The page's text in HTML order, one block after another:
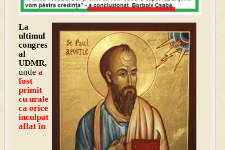
La
ultimul
congres
al
UDMR,
unde a
fost
primit
cu urale
ca orice
inculpat
aflat în